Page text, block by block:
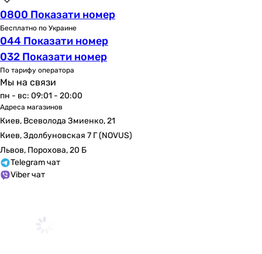
0800 Показати номер
Бесплатно по Украине
044 Показати номер
032 Показати номер
По тарифу оператора
Мы на связи
пн - вс: 09:01 - 20:00
Адреса магазинов
Киев, Всеволода Змиенко, 21
Киев, Здолбуновская 7 Г (NOVUS)
Львов, Порохова, 20 Б
Telegram чат
Viber чат